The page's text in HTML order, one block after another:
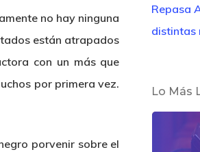
no hay ninguna
están atrapados
con un más que
por primera vez.
porvenir sobre el
Repasa
distintas
Lo Más